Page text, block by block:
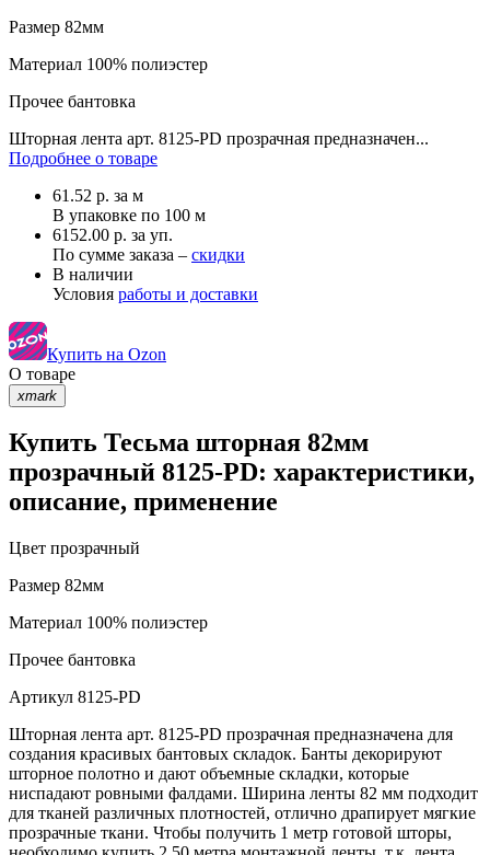
Размер 82мм
Материал 100% полиэстер
Прочее бантовка
Шторная лента арт. 8125-PD прозрачная предназначен...
Подробнее о товаре
61.52 р. за м
В упаковке по 100 м
6152.00 р. за уп.
По сумме заказа – скидки
В наличии
Условия работы и доставки
Купить на Ozon
О товаре
xmark
Купить Тесьма шторная 82мм
прозрачный 8125-PD: характеристики,
описание, применение
Цвет прозрачный
Размер 82мм
Материал 100% полиэстер
Прочее бантовка
Артикул 8125-PD
Шторная лента арт. 8125-PD прозрачная предназначена для
создания красивых бантовых складок. Банты декорируют
шторное полотно и дают объемные складки, которые
ниспадают ровными фалдами. Ширина ленты 82 мм подходит
для тканей различных плотностей, отлично драпирует мягкие
прозрачные ткани. Чтобы получить 1 метр готовой шторы,